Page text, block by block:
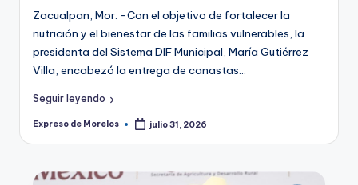
Zacualpan, Mor. -Con el objetivo de fortalecer la
nutrición y el bienestar de las familias vulnerables, la
presidenta del Sistema DIF Municipal, María Gutiérrez
Villa, encabezó la entrega de canastas…
Seguir leyendo
Publicado
Expreso de Morelos julio 31, 2026